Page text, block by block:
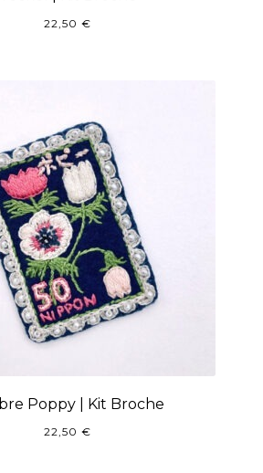
22,50 €
Poppy | Kit Broche
22,50 €